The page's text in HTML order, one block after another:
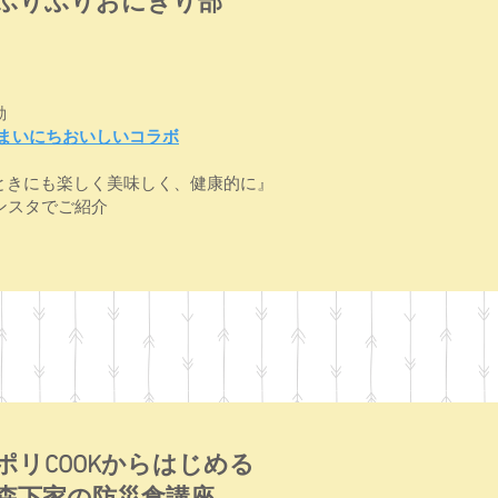
いにちおいしいコラボ
にも楽しく美味しく、健康的に』
スタでご紹介
リCOOKからはじめる